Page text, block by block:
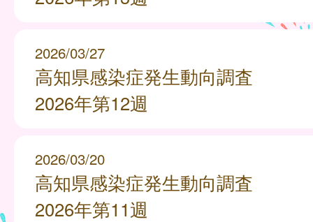
2026/03/27
高知県感染症発生動向調査
2026年第12週
2026/03/20
高知県感染症発生動向調査
2026年第11週